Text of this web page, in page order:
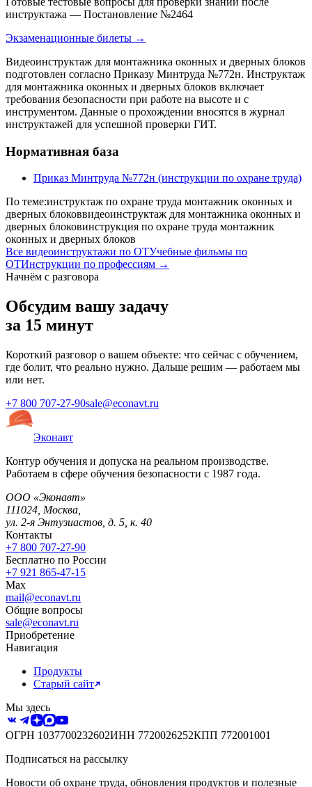
инструктажа — Постановление №2464
Экзаменационные билеты →
Видеоинструктаж для монтажника оконных и дверных блоков
подготовлен согласно Приказу Минтруда №772н. Инструктаж
для монтажника оконных и дверных блоков включает
требования безопасности при работе на высоте и с
инструментом. Данные о прохождении вносятся в журнал
инструктажей для успешной проверки ГИТ.
Нормативная база
Приказ Минтруда №772н (инструкции по охране труда)
По теме:инструктаж по охране труда монтажник оконных и
дверных блоковвидеоинструктаж для монтажника оконных и
дверных блоковинструкция по охране труда монтажник
оконных и дверных блоков
Все видеоинструктажи по ОТУчебные фильмы по
ОТИнструкции по профессиям →
Начнём с разговора
Обсудим вашу задачу
за 15 минут
Короткий разговор о вашем объекте: что сейчас с обучением,
где болит, что реально нужно. Дальше решим — работаем мы
или нет.
+7 800 707-27-90sale@econavt.ru
Эконавт
Контур обучения и допуска на реальном производстве.
Работаем в сфере обучения безопасности с 1987 года.
ООО «Эконавт»
111024 Москва
ул. 2-я Энтузиастов, д. 5, к. 40
Контакты
+7 800 707-27-90
Бесплатно по России
+7 921 865-47-15
Max
mail@econavt.ru
Общие вопросы
sale@econavt.ru
Приобретение
Навигация
Продукты
Старый сайт
Мы здесь
ОГРН 1037700232602ИНН 7720026252КПП 772001001
Подписаться на рассылку
Новости об охране труда, обновления продуктов и полезные